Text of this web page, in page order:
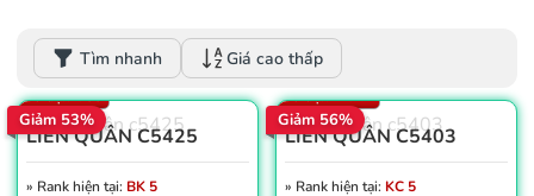
Tìm nhanh Giá cao thấp
Giảm 53%
Dấu ấn: 1
Thẻ đổi tên: 6
Số trận: 799
LIÊN QUÂN C5425
» Rank hiện tại:
BK 5
Giảm 56%
Win: 55%
Thẻ đổi tên: 13
Số trận: 1.741
LIÊN QUÂN C5403
» Rank hiện tại:
KC 5